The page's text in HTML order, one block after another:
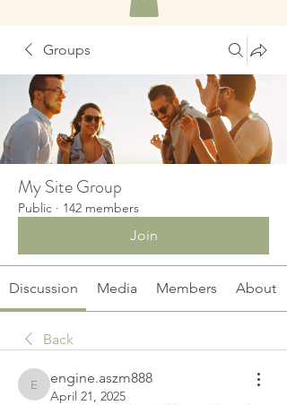
Groups
My Site Group
Public · 142 members
Join
Discussion Media Members About
Back
engine.aszm888
engine.aszm888
April 21, 2025